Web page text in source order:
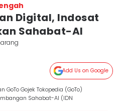
Digital, Indosat
Sahabat-AI
Add Us on Google
Gojek Tokopedia (GoTo)
Sahabat-AI (IDN